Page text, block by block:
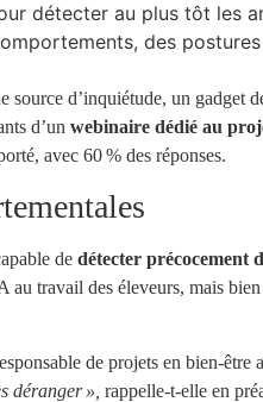
détecter au plus tôt les
des
d’inquiétude, un gadget
d’un webinaire dédié au
avec 60 % des réponses.
de détecter précocement
au travail des éleveurs, mais
de projets en bien-être
déranger », rappelle-t-elle en